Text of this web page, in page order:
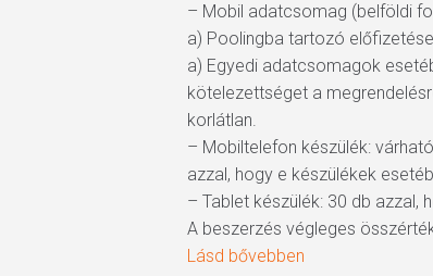
– Mobil adatcsomag (belföldi
a) Poolingba tartozó
a) Egyedi adatcsomagok
kötelezettséget a
korlátlan.
– Mobiltelefon készülék:
azzal, hogy e készülékek
– Tablet készülék: 30 db azzal,
A beszerzés végleges
Lásd bővebben